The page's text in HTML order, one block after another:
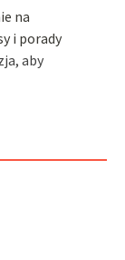
na
i porady
aby